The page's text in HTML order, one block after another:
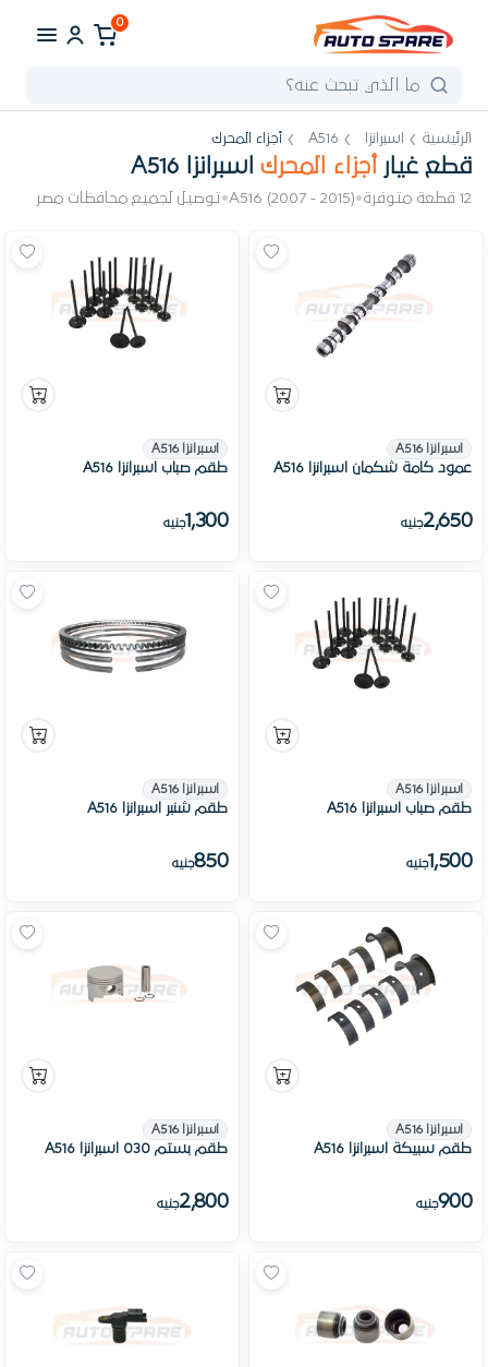
0
الرئيسية اسبرانزا A516 أجزاء المحرك
قطع غيار أجزاء المحرك اسبرانزا A516
12 قطعة متوفرة •
A516 (2007 - 2015)
•توصيل لجميع محافظات مصر
اسبرانزا A516
عمود كامة شكمان اسبرانزا A516
2,650جنيه
اسبرانزا A516
طقم صباب اسبرانزا A516
1,300جنيه
اسبرانزا A516
طقم صباب اسبرانزا A516
1,500جنيه
اسبرانزا A516
طقم شنبر اسبرانزا A516
850جنيه
اسبرانزا A516
طقم سبيكة اسبرانزا A516
900جنيه
اسبرانزا A516
طقم بستم 030 اسبرانزا A516
2,800جنيه